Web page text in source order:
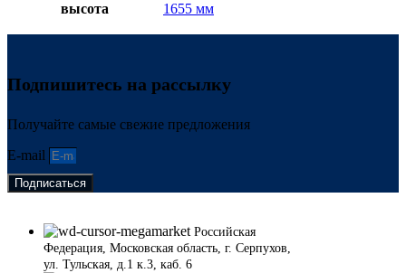
высота 1655 мм
Подпишитесь на рассылку
Получайте самые свежие предложения
E-mail
Подписаться
Российская
Федерация, Московская область, г. Серпухов,
ул. Тульская, д.1 к.3, каб. 6